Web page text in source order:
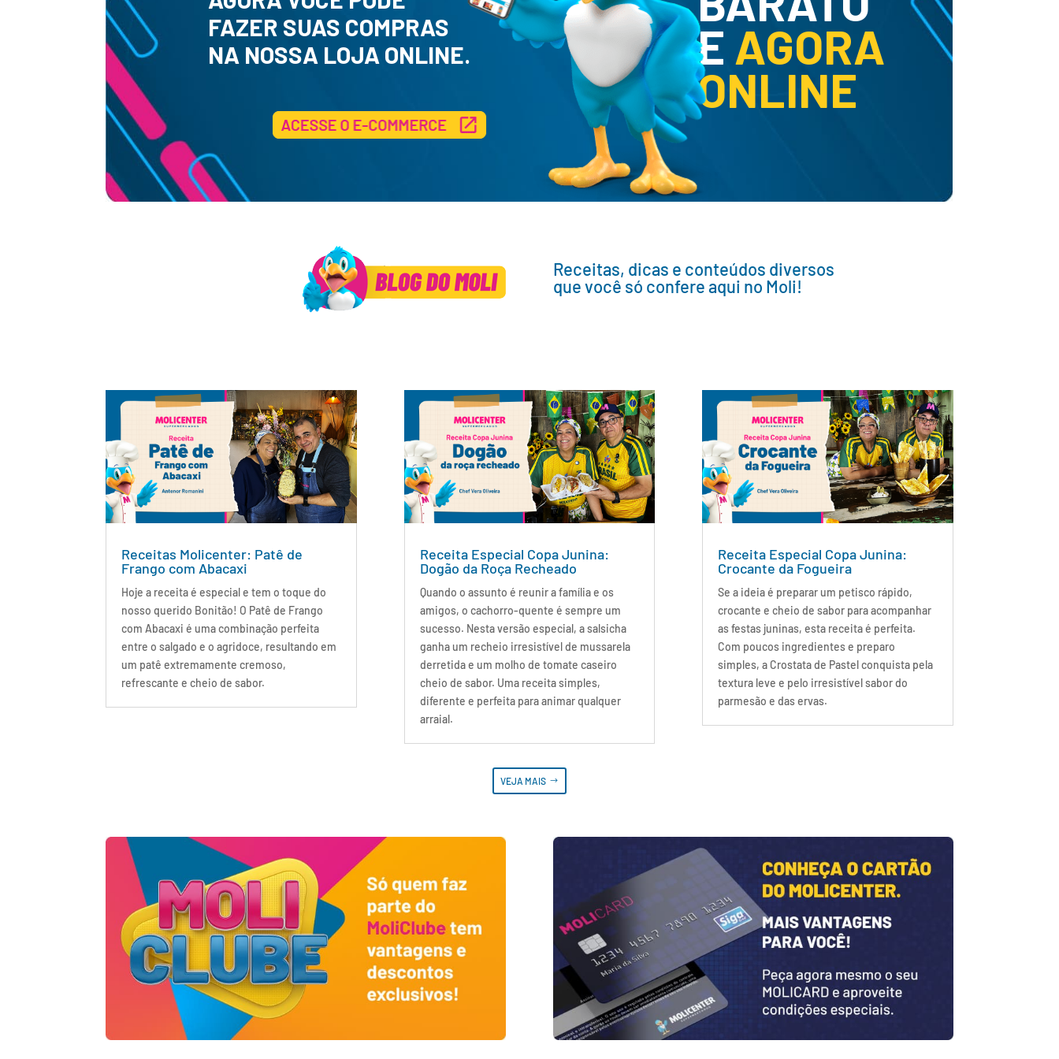
FAZER SUAS COMPRAS
NA NOSSA LOJA ONLINE.
E AGORA
ONLINE
Receitas, dicas e conteúdos diversos
que você só confere aqui no Moli!
Receitas Molicenter: Patê de
Frango com Abacaxi
Hoje a receita é especial e tem o toque do
nosso querido Bonitão! O Patê de Frango
com Abacaxi é uma combinação perfeita
entre o salgado e o agridoce, resultando em
um patê extremamente cremoso,
refrescante e cheio de sabor.
Receita Especial Copa Junina:
Dogão da Roça Recheado
Quando o assunto é reunir a família e os
amigos, o cachorro-quente é sempre um
sucesso. Nesta versão especial, a salsicha
ganha um recheio irresistível de mussarela
derretida e um molho de tomate caseiro
cheio de sabor. Uma receita simples,
diferente e perfeita para animar qualquer
arraial.
Receita Especial Copa Junina:
Crocante da Fogueira
Se a ideia é preparar um petisco rápido,
crocante e cheio de sabor para acompanhar
as festas juninas, esta receita é perfeita.
Com poucos ingredientes e preparo
simples, a Crostata de Pastel conquista pela
textura leve e pelo irresistível sabor do
parmesão e das ervas.
VEJA MAIS